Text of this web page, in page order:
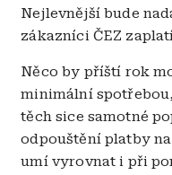
Nejlevnější bude
zákazníci ČEZ
Něco by příští rok
minimální
těch sice samotné
odpouštění platby
umí vyrovnat i při